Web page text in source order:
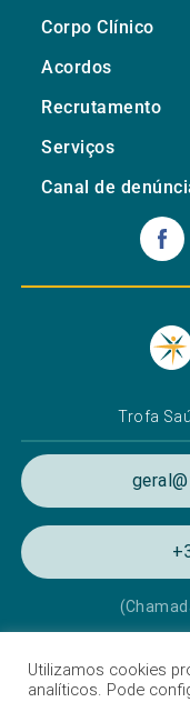
Corpo Clínico
Acordos
Recrutamento
Serviços
Canal de
Trofa
Política de
Utilizamos cookies
analíticos. Pode